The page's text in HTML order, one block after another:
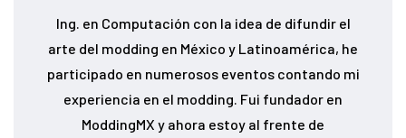
Ing. en Computación con la idea de difundir el
arte del modding en México y Latinoamérica, he
participado en numerosos eventos contando mi
experiencia en el modding. Fui fundador en
ModdingMX y ahora estoy al frente de